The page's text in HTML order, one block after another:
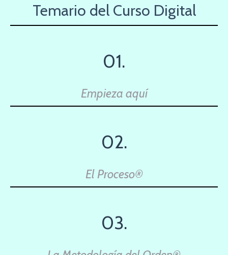
Temario del Curso Digital
01.
Empieza aquí
02.
El Proceso®
03.